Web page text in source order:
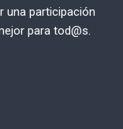
una participación
para tod@s.